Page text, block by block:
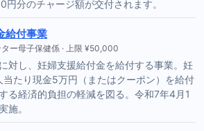
分のチャージ額が交付されます。
給付事業
ー母子保健係 · 上限 ¥50,000
対し、妊婦支援給付金を給付する事業。妊
たり現金5万円（またはクーポン）を給付
る経済的負担の軽減を図る。令和7年4月1
施。